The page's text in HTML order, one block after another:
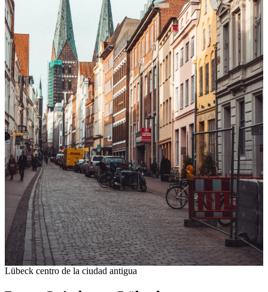
Lübeck centro de la ciudad antigua